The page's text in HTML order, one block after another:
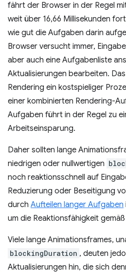
fährt der Browser in der Regel
weit über 16,66 Millisekunden
wie gut die Aufgaben darin
Browser versucht immer,
aber auch eine Aufgabenliste
Aktualisierungen bearbeiten.
Rendering ein kostspieliger
einer kombinierten Rendering-
Aufgaben führt in der Regel zu
Arbeitseinsparung.
Daher sollten lange
niedrigen oder nullwertigen
noch reaktionsschnell auf
Reduzierung oder Beseitigung
durch Aufteilen langer Aufgaben
um die Reaktionsfähigkeit
Viele lange Animationsframes,
blockingDuration , deuten
Aktualisierungen hin, die sich